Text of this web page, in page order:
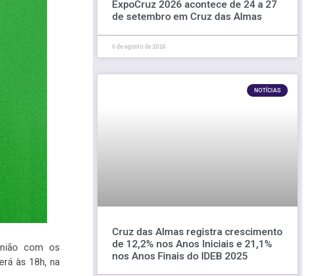
com os
às 18h, na
ExpoCruz 2026 acontece de 24 a 27
de setembro em Cruz das Almas
6 de agosto de 2026
NOTÍCIAS
Cruz das Almas registra crescimento
de 12,2% nos Anos Iniciais e 21,1%
nos Anos Finais do IDEB 2025